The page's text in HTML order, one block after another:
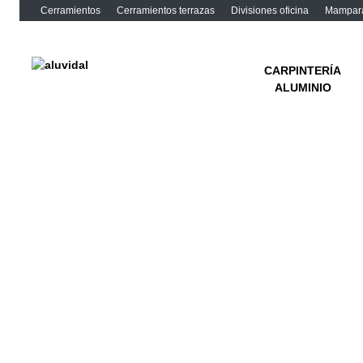
Cerramientos Cerramientos terrazas Divisiones oficina
CARPINTERÍA
ALUMINIO